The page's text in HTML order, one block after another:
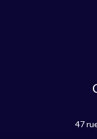
47